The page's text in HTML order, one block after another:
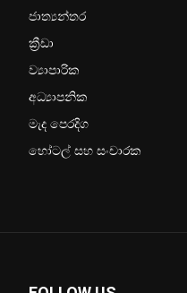
ජාත්‍යන්තර
ක්‍රීඩා
ව්‍යාපාරික
අධ්‍යාපනික
මැද පෙරදිග
හෝටල් සහ සංචාරක